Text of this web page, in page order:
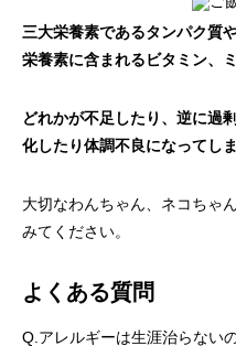
三大栄養素であるタンパク質
栄養素に含まれるビタミン、
どれかが不足したり、逆に過
化したり体調不良になってし
大切なわんちゃん、ネコちゃ
みてください。
よくある質問
Q.アレルギーは生涯治らない